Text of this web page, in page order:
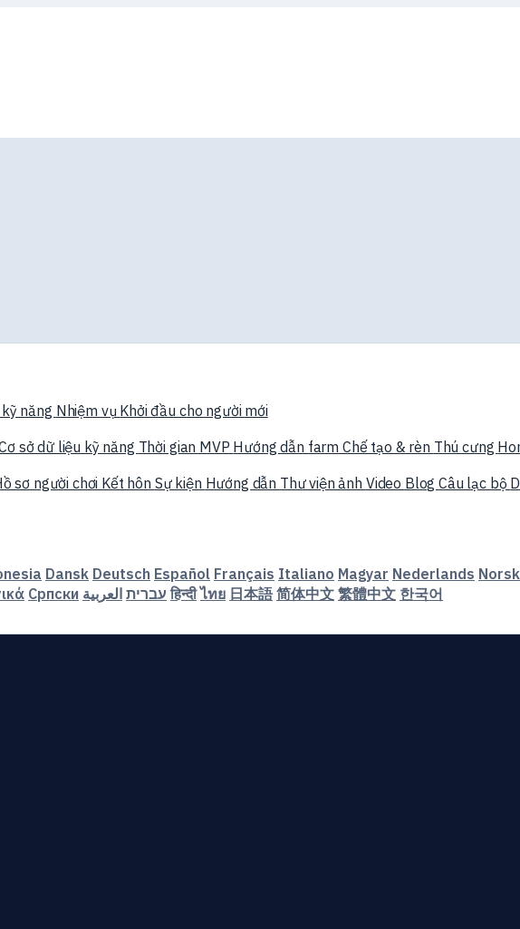
năng Nhiệm vụ Khởi đầu cho người mới
sở dữ liệu kỹ năng Thời gian MVP Hướng dẫn farm Chế tạo & rèn Thú cưng
sơ người chơi Kết hôn Sự kiện Hướng dẫn Thư viện ảnh Video BlogCâu lạc bộ
Dansk Deutsch Español Français Italiano Magyar Nederlands
Српски עברית العربية हिन्दी ไทย 日本語 简体中文 繁體中文 한국어